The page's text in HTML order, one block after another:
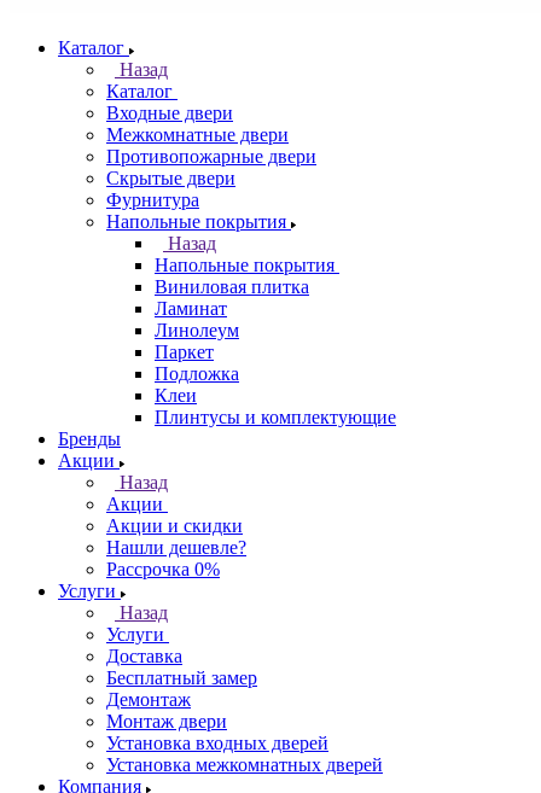
Каталог
Назад
Каталог
Входные двери
Межкомнатные двери
Противопожарные двери
Скрытые двери
Фурнитура
Напольные покрытия
Назад
Напольные покрытия
Виниловая плитка
Ламинат
Линолеум
Паркет
Подложка
Клеи
Плинтусы и комплектующие
Бренды
Акции
Назад
Акции
Акции и скидки
Нашли дешевле?
Рассрочка 0%
Услуги
Назад
Услуги
Доставка
Бесплатный замер
Демонтаж
Монтаж двери
Установка входных дверей
Установка межкомнатных дверей
Компания